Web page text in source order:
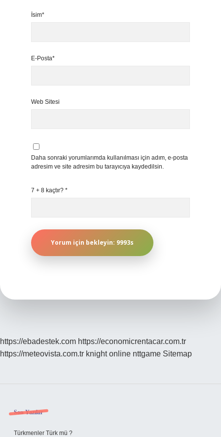
İsim*
E-Posta*
Web Sitesi
Daha sonraki yorumlarımda kullanılması için adım, e-posta
adresim ve site adresim bu tarayıcıya kaydedilsin.
7 + 8 kaçtır? *
https://ebadestek.com https://economicrentacar.com.tr
https://meteovista.com.tr knight online nttgame Sitemap
Sidebar
Son Yazılar
Türkmenler Türk mü ?